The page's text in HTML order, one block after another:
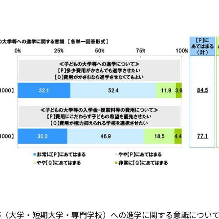
大学・短期大学・専門学校）への進学に関する意識につい